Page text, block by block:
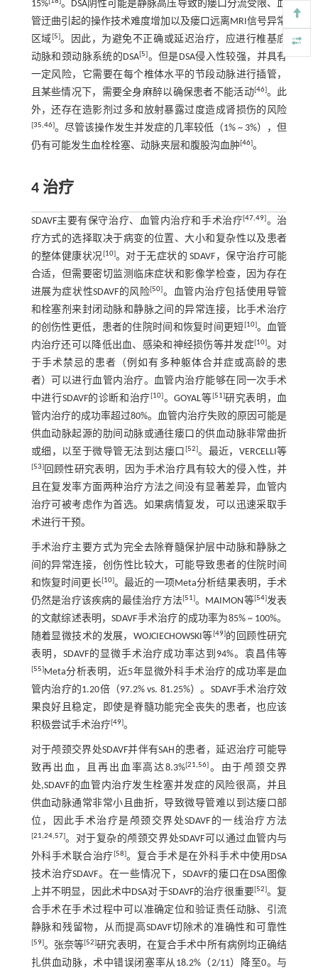
15%
。DSA阴性可能是静脉高压导致的瘘口分流受限、血
管迂曲引起的操作技术难度增加以及瘘口远离MRI信号异常
区域[5]。因此，为避免不正确或延迟治疗，应进行椎基底
动脉和颈动脉系统的DSA[5]。但是DSA侵入性较强，并具有
一定风险，它需要在每个椎体水平的节段动脉进行插管，
且某些情况下，需要全身麻醉以确保患者不能活动[46]。此
外，还存在造影剂过多和放射暴露过度造成肾损伤的风险
[35,46]。尽管该操作发生并发症的几率较低（1% ~ 3%），但
仍有可能发生血栓栓塞、动脉夹层和腹股沟血肿[46]。
4 治疗
SDAVF主要有保守治疗、血管内治疗和手术治疗[47,49]。治
疗方式的选择取决于病变的位置、大小和复杂性以及患者
的整体健康状况[10]。对于无症状的 SDAVF，保守治疗可能
合适，但需要密切监测临床症状和影像学检查，因为存在
进展为症状性SDAVF的风险[50]。血管内治疗包括使用导管
和栓塞剂来封闭动脉和静脉之间的异常连接，比手术治疗
的创伤性更低，患者的住院时间和恢复时间更短[10]。血管
内治疗还可以降低出血、感染和神经损伤等并发症[10]。对
于手术禁忌的患者（例如有多种躯体合并症或高龄的患
者）可以进行血管内治疗。血管内治疗能够在同一次手术
中进行SDAVF的诊断和治疗 [10]。GOYAL等[51]研究表明，血
管内治疗的成功率超过80%。血管内治疗失败的原因可能是
供血动脉起源的肋间动脉或通往瘘口的供血动脉非常曲折
或细，以至于微导管无法到达瘘口 [52]。最近，VERCELLI等
[53]回顾性研究表明，因为手术治疗具有较大的侵入性，并
且在复发率方面两种治疗方法之间没有显著差异，血管内
治疗可被考虑作为首选。如果病情复发，可以迅速采取手
术进行干预。
手术治疗主要方式为完全去除脊髓保护层中动脉和静脉之
间的异常连接，创伤性比较大，可能导致患者的住院时间
和恢复时间更长[10]。最近的一项Meta分析结果表明，手术
仍然是治疗该疾病的最佳治疗方法[51]。MAIMON等[54]发表
的文献综述表明，SDAVF手术治疗的成功率为85% ~ 100%。
随着显微技术的发展，WOJCIECHOWSKI等[49]的回顾性研究
表明，SDAVF的显微手术治疗成功率达到94%。袁昌伟等
[55]Meta分析表明，近5年显微外科手术治疗的成功率是血
管内治疗的1.20倍（97.2% vs. 81.25%）。SDAVF手术治疗效
果良好且稳定，即使是脊髓功能完全丧失的患者，也应该
积极尝试手术治疗[49]。
对于颅颈交界处SDAVF并伴有SAH的患者，延迟治疗可能导
致再出血，且再出血率高达8.3%[21,56]。由于颅颈交界
处,SDAVF的血管内治疗发生栓塞并发症的风险很高，并且
供血动脉通常非常小且曲折，导致微导管难以到达瘘口部
位，因此手术治疗是颅颈交界处SDAVF的一线治疗方法
[21,24,57]。对于复杂的颅颈交界处SDAVF可以通过血管内与
外科手术联合治疗 [58]。复合手术是在外科手术中使用DSA
技术治疗SDAVF。在一些情况下，SDAVF的瘘口在DSA图像
上并不明显，因此术中DSA对于SDAVF的治疗很重要[52]。复
合手术在手术过程中可以准确定位和验证责任动脉、引流
静脉和残留物，从而提高SDAVF切除术的准确性和可靠性
[59]。张奈等[52]研究表明，在复合手术中所有病例均正确结
扎供血动脉，术中错误闭塞率从18.2%（2/11）降至0。与